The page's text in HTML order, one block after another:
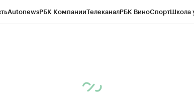
AutonewsРБК КомпанииТелеканалРБК ВиноСпортШкола